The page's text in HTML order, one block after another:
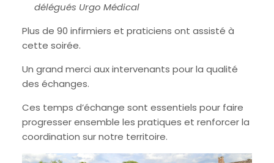
délégués Urgo Médical
Plus de 90 infirmiers et praticiens ont assisté à
cette soirée.
Un grand merci aux intervenants pour la qualité
des échanges.
Ces temps d’échange sont essentiels pour faire
progresser ensemble les pratiques et renforcer la
coordination sur notre territoire.